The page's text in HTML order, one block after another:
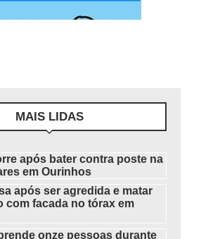
MAIS LIDAS
após bater contra poste na
em Ourinhos
após ser agredida e matar
com facada no tórax em
onze pessoas durante